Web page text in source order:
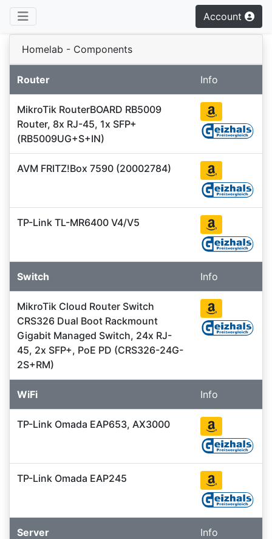
Account
Homelab - Components
Router Info
MikroTik RouterBOARD RB5009
Router, 8x RJ-45, 1x SFP+
(RB5009UG+S+IN)
AVM FRITZ!Box 7590 (20002784)
TP-Link TL-MR6400 V4/V5
Switch Info
MikroTik Cloud Router Switch
CRS326 Dual Boot Rackmount
Gigabit Managed Switch, 24x RJ-
45, 2x SFP+, PoE PD (CRS326-24G-
2S+RM)
WiFi Info
TP-Link Omada EAP653, AX3000
TP-Link Omada EAP245
Server Info